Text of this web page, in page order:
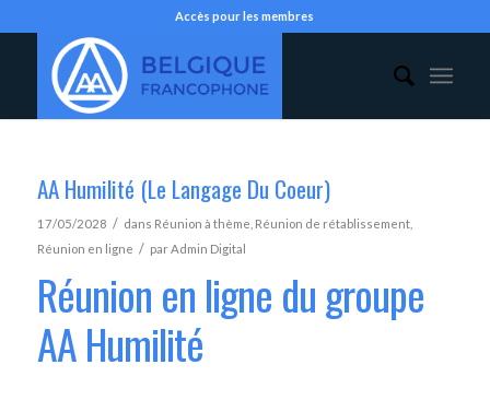
Accès pour les membres
AA Humilité (Le Langage Du Coeur)
17/05/2028 / dans Réunion à thème Réunion de rétablissement,
Réunion en ligne / parAdmin Digital
Réunion en ligne du groupe
AA Humilité